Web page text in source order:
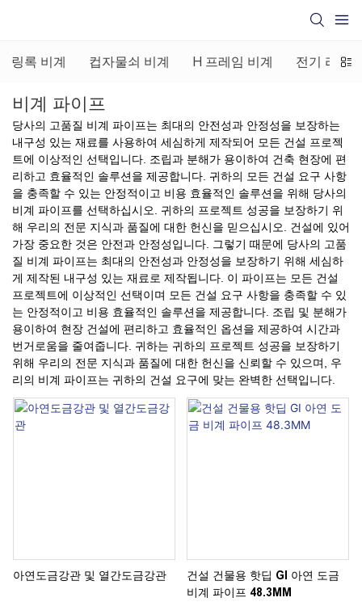
링록 비계 컵자물쇠 비계 H 프레임 비계 전기 리프
비계 파이프
당사의 고품질 비계 파이프는 최대의 안전성과 안정성을 보장하는
내구성 있는 재료를 사용하여 세심하게 제작되어 모든 건설 프로젝
트에 이상적인 선택입니다. 조립과 분해가 용이하여 건축 현장에 편
리하고 효율적인 솔루션을 제공합니다. 귀하의 모든 건설 요구 사항
을 충족할 수 있는 안정적이고 비용 효율적인 솔루션을 위해 당사의
비계 파이프를 선택하십시오. 귀하의 프로젝트 성공을 보장하기 위
해 우리의 전문 지식과 품질에 대한 헌신을 믿으십시오. 건설에 있어
가장 중요한 것은 안전과 안정성입니다. 그렇기 때문에 당사의 고품
질 비계 파이프는 최대의 안전성과 안정성을 보장하기 위해 세심하
게 제작된 내구성 있는 재료로 제작됩니다. 이 파이프는 모든 건설
프로젝트에 이상적인 선택이며 모든 건설 요구 사항을 충족할 수 있
는 안정적이고 비용 효율적인 솔루션을 제공합니다. 조립 및 분해가
용이하여 현장 건설에 편리하고 효율적인 옵션을 제공하여 시간과
번거로움을 줄여줍니다. 귀하는 귀하의 프로젝트 성공을 보장하기
위해 우리의 전문 지식과 품질에 대한 헌신을 신뢰할 수 있으며, 우
리의 비계 파이프는 귀하의 건설 요구에 맞는 완벽한 선택입니다.
아연도금강관 및 열간도금강관
건설 건물용 핫딥 GI 아연 도금
비계 파이프 48.3MM